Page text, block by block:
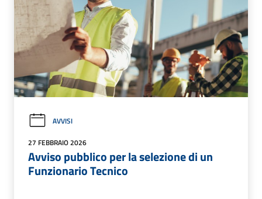
AVVISI
27 FEBBRAIO 2026
Avviso pubblico per la selezione di un
Funzionario Tecnico